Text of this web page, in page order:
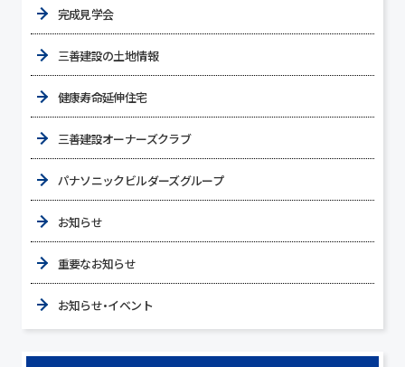
完成見学会
三善建設の土地情報
健康寿命延伸住宅
三善建設オーナーズクラブ
パナソニックビルダーズグループ
お知らせ
重要なお知らせ
お知らせ・イベント